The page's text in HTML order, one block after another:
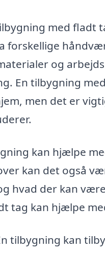
med fladt
forskellige
og
En tilbygning
men det er
kan hjælpe
kan det også
hvad der kan
tag kan hjælpe
tilbygning kan